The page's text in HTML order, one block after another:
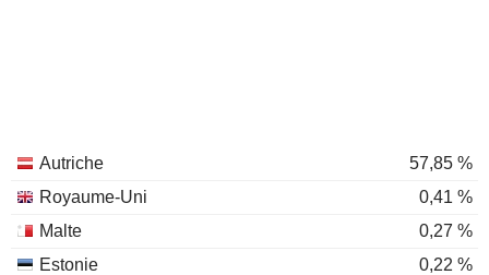
Autriche
57,85 %
Royaume-Uni
0,41 %
Malte
0,27 %
Estonie
0,22 %